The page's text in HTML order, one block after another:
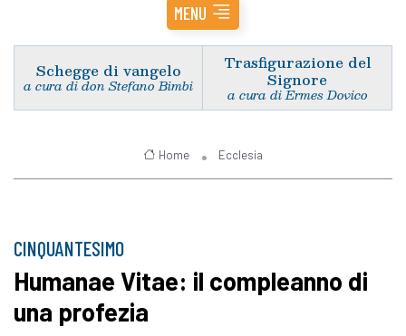
MENU
Schegge di vangelo
a cura di don Stefano Bimbi
Trasfigurazione del
Signore
a cura di Ermes Dovico
Home Ecclesia
CINQUANTESIMO
Humanae Vitae: il compleanno di
una profezia